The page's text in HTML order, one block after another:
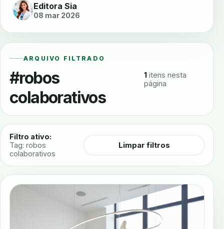
Editora Sia
08 mar 2026
ARQUIVO FILTRADO
#robos
colaborativos
1 itens nesta
página
Filtro ativo:
Tag: robos
colaborativos
Limpar filtros